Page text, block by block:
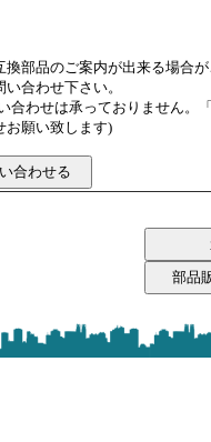
換部品のご案内が出来る場合
合わせ下さい。
合わせは承っておりません。
お願い致します)